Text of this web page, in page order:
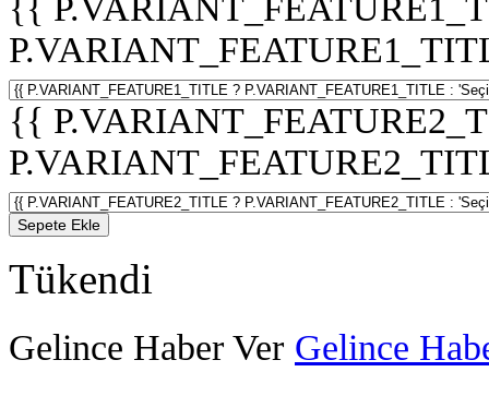
{{
{{
Sepete Ekle
Tükendi
Gelince Haber Ver Gelince